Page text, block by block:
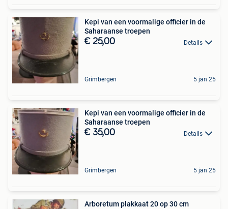
Kepi van een voormalige officier in de
Saharaanse troepen
€ 25,00 Details
Grimbergen 5 jan 25
Kepi van een voormalige officier in de
Saharaanse troepen
€ 35,00 Details
Grimbergen 5 jan 25
Arboretum plakkaat 20 op 30 cm